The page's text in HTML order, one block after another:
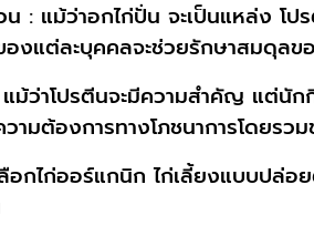
: แม้ว่าอกไก่ปั่น จะเป็นแหล่ง โ
งแต่ละบุคคลจะช่วยรักษาสมดุลข
ม้ว่าโปรตีนจะมีความสำคัญ แต่นั
มต้องการทางโภชนาการโดยรว
กไก่ออร์แกนิก ไก่เลี้ยงแบบปล่อ